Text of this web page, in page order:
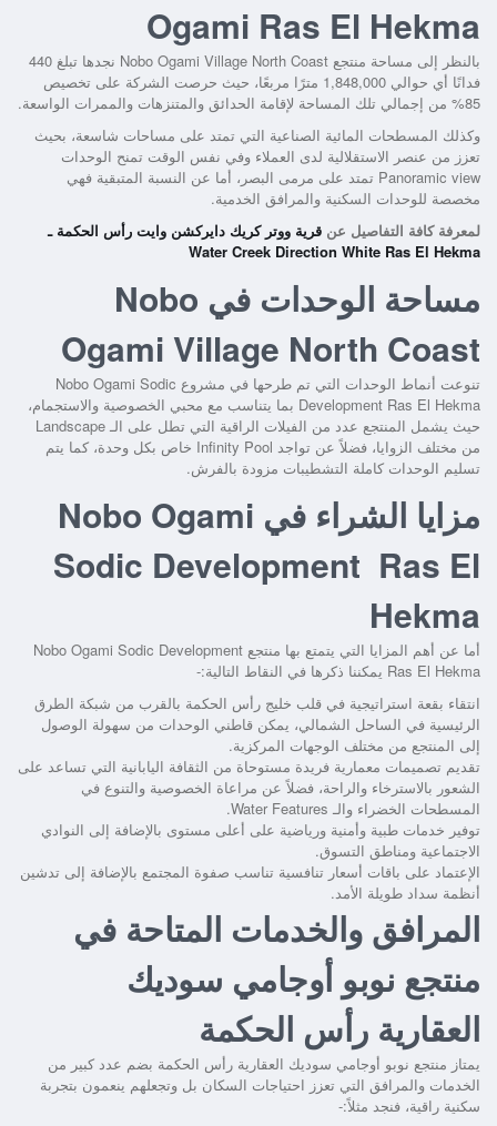
Ogami Ras El Hekma
بالنظر إلى مساحة منتجع Nobo Ogami Village North Coast
نجدها تبلغ 440
فدانًا أي حوالي 1,848,000 مترًا مربعًا، حيث حرصت الشركة على تخصيص
85% من إجمالي تلك المساحة لإقامة الحدائق والمتنزهات والممرات الواسعة.
وكذلك المسطحات المائية الصناعية التي تمتد على مساحات شاسعة، بحيث
تعزز من عنصر الاستقلالية لدى العملاء وفي نفس الوقت تمنح الوحدات
Panoramic view تمتد على مرمى البصر، أما عن النسبة المتبقية فهي
مخصصة للوحدات السكنية والمرافق الخدمية.
لمعرفة كافة التفاصيل عن قرية ووتر كريك دايركشن وايت رأس الحكمة ـ
Water Creek Direction White Ras El Hekma
مساحة الوحدات في Nobo
Ogami Village North Coast
تنوعت أنماط الوحدات التي تم طرحها في
مشروع Nobo Ogami Sodic
Development Ras El Hekma بما يتناسب مع محبي الخصوصية والاستجمام،
حيث يشمل المنتجع عدد من الفيلات الراقية التي تطل على الـ Landscape
من مختلف الزوايا، فضلاً عن تواجد Infinity Pool خاص بكل وحدة، كما يتم
تسليم الوحدات كاملة التشطيبات مزودة بالفرش.
مزايا الشراء في Nobo Ogami
Sodic Development Ras El
Hekma
أما عن أهم المزايا التي يتمتع بها
منتجع Nobo Ogami Sodic Development
Ras El Hekma يمكننا ذكرها في النقاط التالية:-
انتقاء بقعة استراتيجية في قلب خليج رأس الحكمة بالقرب من شبكة الطرق
الرئيسية في الساحل الشمالي، يمكن قاطني الوحدات من سهولة الوصول
إلى المنتجع من مختلف الوجهات المركزية.
تقديم تصميمات معمارية فريدة مستوحاة من الثقافة اليابانية التي تساعد على
الشعور بالاسترخاء والراحة، فضلاً عن مراعاة الخصوصية والتنوع في
المسطحات الخضراء والـ Water Features.
توفير خدمات طبية وأمنية ورياضية على أعلى مستوى بالإضافة إلى النوادي
الاجتماعية ومناطق التسوق.
الإعتماد على باقات أسعار تنافسية تناسب صفوة المجتمع بالإضافة إلى تدشين
أنظمة سداد طويلة الأمد.
المرافق والخدمات المتاحة في
منتجع نوبو أوجامي سوديك
العقارية رأس الحكمة
يمتاز منتجع نوبو أوجامي سوديك العقارية رأس الحكمة بضم عدد كبير من
الخدمات والمرافق التي تعزز احتياجات السكان بل وتجعلهم ينعمون بتجربة
سكنية راقية، فنجد مثلاً:-